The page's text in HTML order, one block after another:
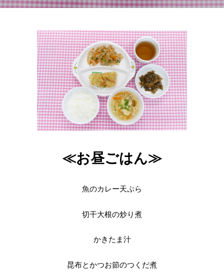
≪お昼ごはん≫
魚のカレー天ぷら
切干大根の炒り煮
かきたま汁
昆布とかつお節のつくだ煮